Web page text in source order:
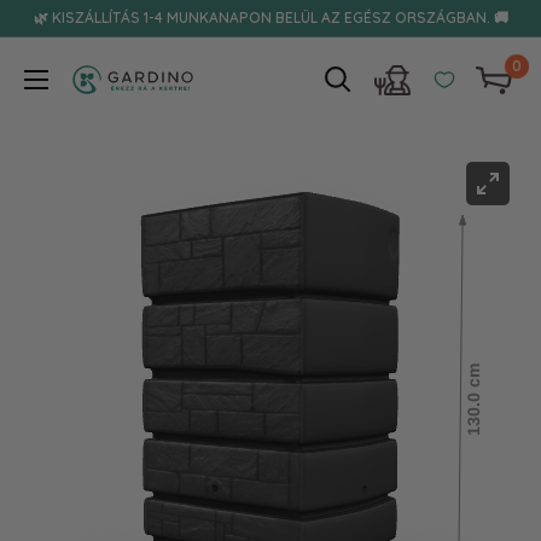
Tovább🌿 KISZÁLLÍTÁS 1-4 MUNKANAPON BELÜL AZ EGÉSZ ORSZÁGBAN. 🚚
Gardino
0